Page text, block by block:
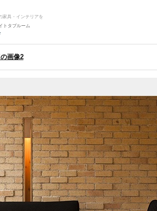
家具・インテリアを
トタブルーム
画像2